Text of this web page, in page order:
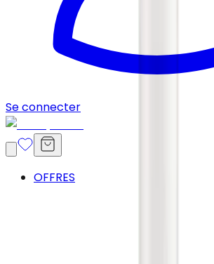
Se connecter
OFFRES